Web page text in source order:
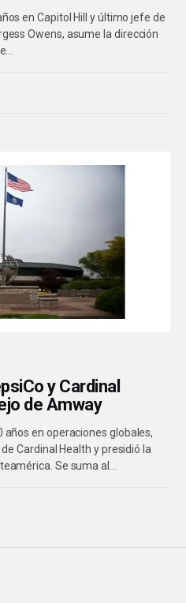
en Capitol Hill y último jefe de
Owens, asume la dirección
y Cardinal
de Amway
en operaciones globales,
Cardinal Health y presidió la
Se suma al…